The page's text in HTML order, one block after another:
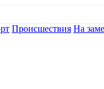
Происшествия На